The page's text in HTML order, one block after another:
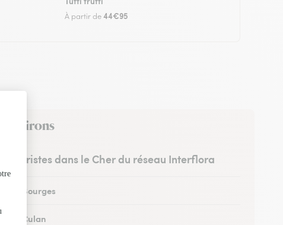
À partir de44€95
environs
fleuristes dans le Cher du réseau Interflora
à Bourges
à Culan